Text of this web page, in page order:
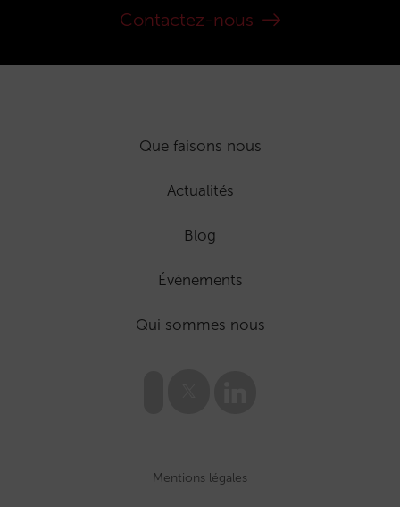
Contactez-nous
Que faisons nous
Actualités
Blog
Événements
Qui sommes nous
Mentions légales